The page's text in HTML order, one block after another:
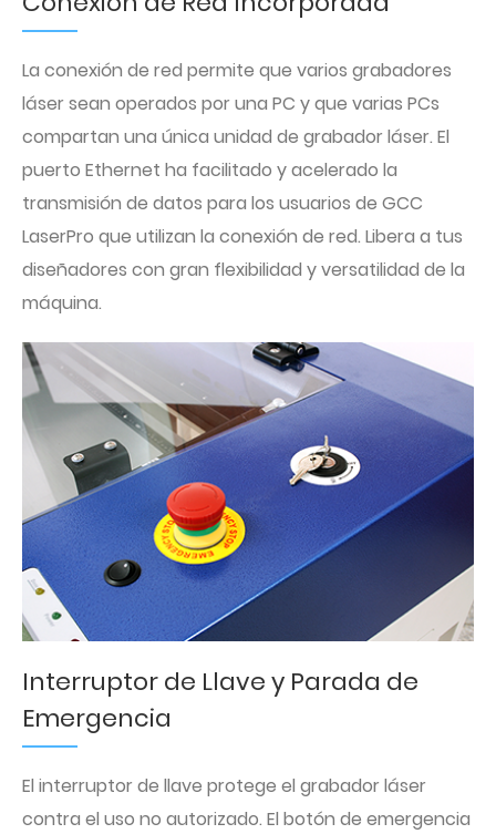
La conexión de red permite que varios grabadores
láser sean operados por una PC y que varias PCs
compartan una única unidad de grabador láser. El
puerto Ethernet ha facilitado y acelerado la
transmisión de datos para los usuarios de GCC
LaserPro que utilizan la conexión de red. Libera a tus
diseñadores con gran flexibilidad y versatilidad de la
máquina.
Interruptor de Llave y Parada de
Emergencia
El interruptor de llave protege el grabador láser
contra el uso no autorizado. El botón de emergencia